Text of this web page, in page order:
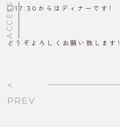
ACCESS
◯17:30からはディナーです！
どうぞよろしくお願い致します！
<
PREV